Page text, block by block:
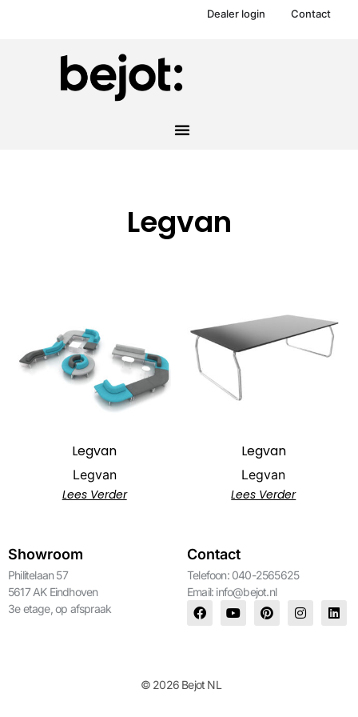
Dealer login Contact
Legvan
Legvan
Legvan
Lees Verder
Legvan
Legvan
Lees Verder
Showroom
Philitelaan 57
5617 AK Eindhoven
3e etage, op afspraak
Contact
Telefoon: 040-2565625
Email: info@bejot.nl
© 2026 Bejot NL